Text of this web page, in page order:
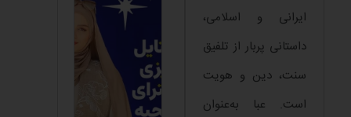
ایرانی و اسلامی،
داستانی پربار از تلفیق
سنت، دین و هویت
است. عبا به‌عنوان